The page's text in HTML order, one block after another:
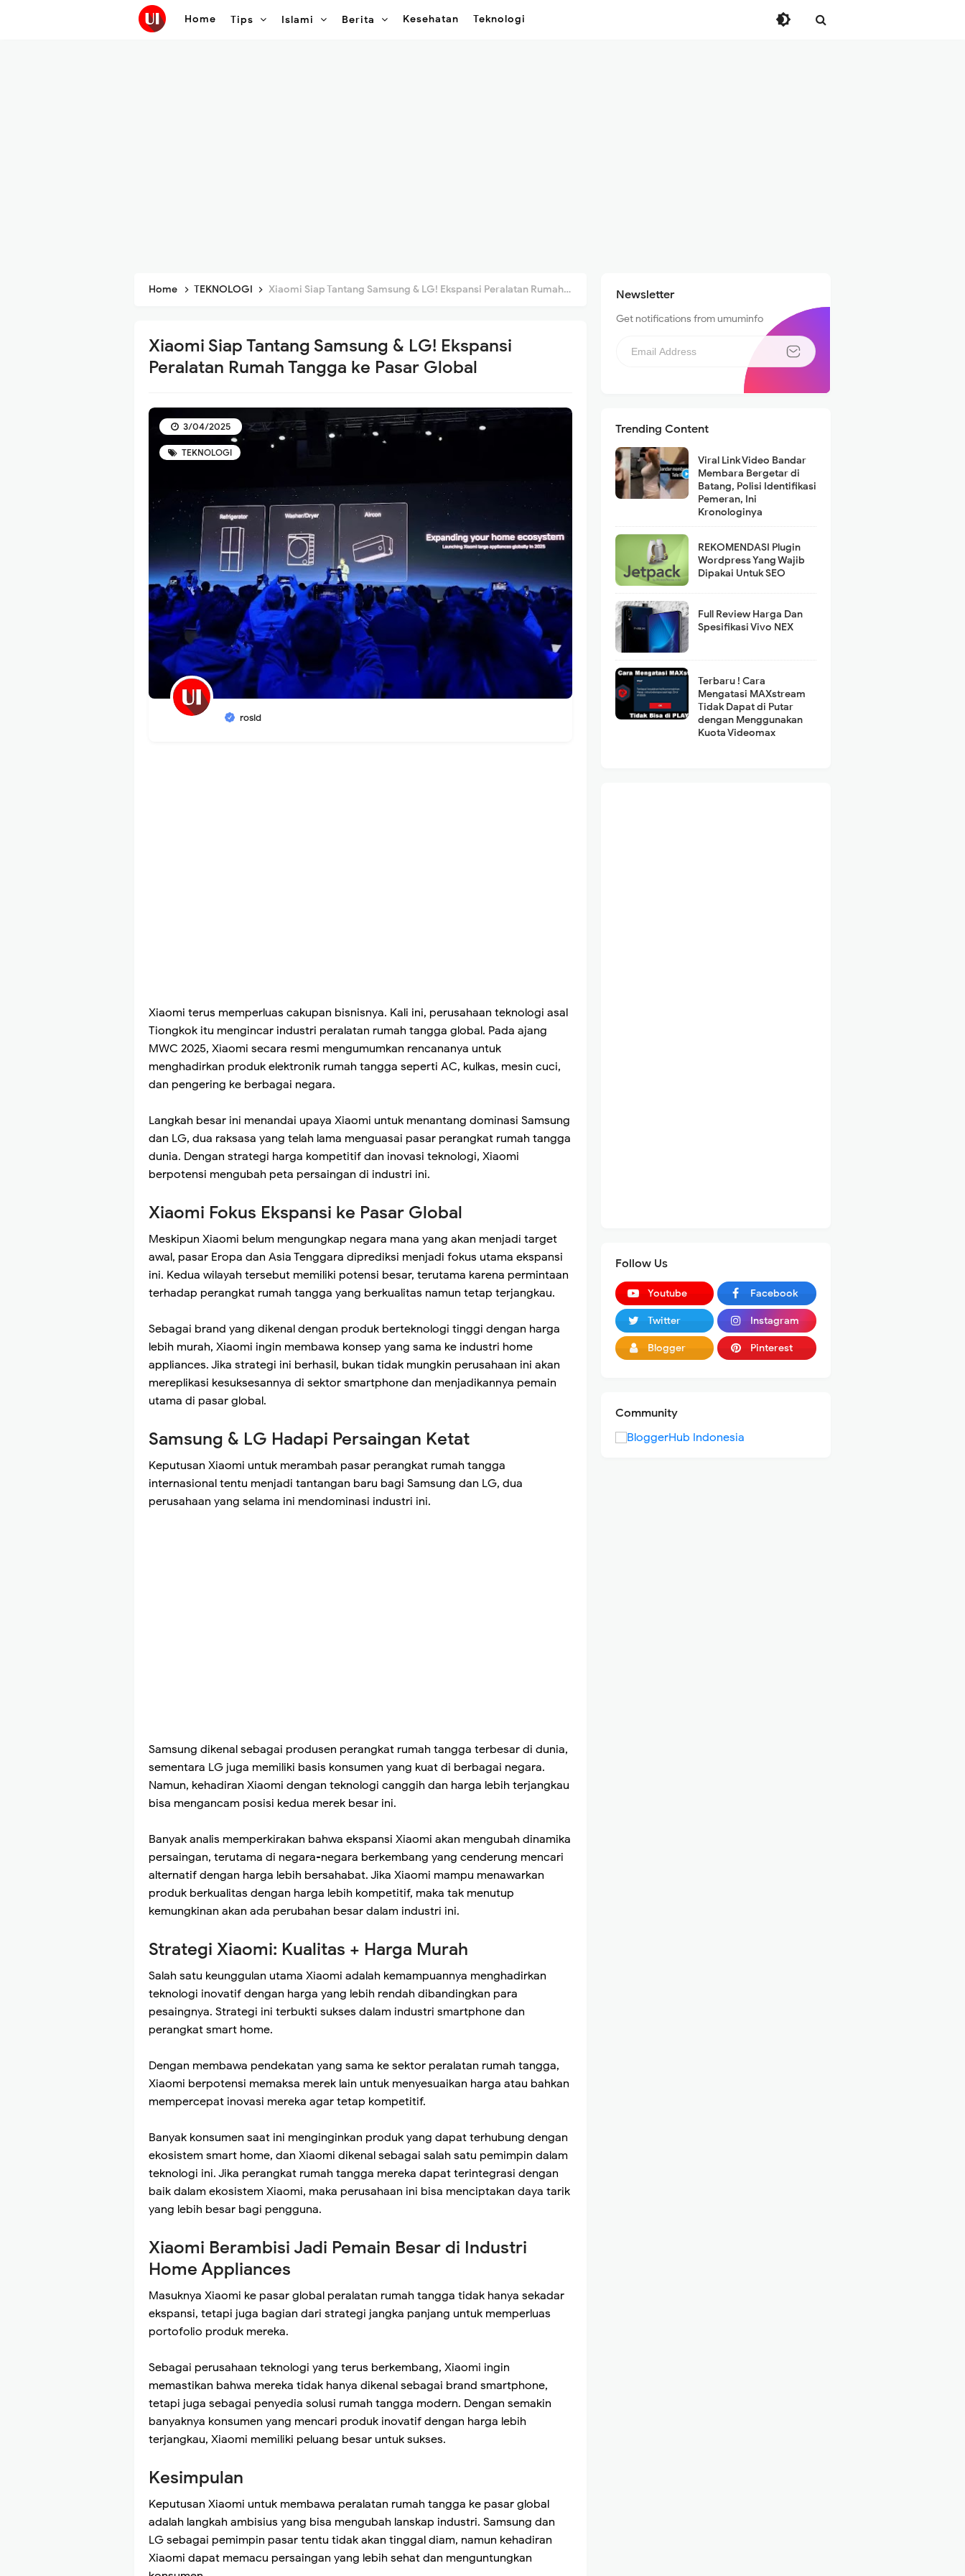
Home Tips Islami Berita Kesehatan Teknologi
Home TEKNOLOGI Xiaomi Siap Tantang Samsung & LG! Ekspansi Peralatan Rumah Tangga ke Pasar Global
Xiaomi Siap Tantang Samsung & LG! Ekspansi
Peralatan Rumah Tangga ke Pasar Global
TEKNOLOGI
rosid
3/04/2025
Xiaomi terus memperluas cakupan bisnisnya. Kali ini, perusahaan teknologi asal
Tiongkok itu mengincar industri peralatan rumah tangga global. Pada ajang
MWC 2025, Xiaomi secara resmi mengumumkan rencananya untuk
menghadirkan produk elektronik rumah tangga seperti AC, kulkas, mesin cuci,
dan pengering ke berbagai negara.
Langkah besar ini menandai upaya Xiaomi untuk menantang dominasi Samsung
dan LG, dua raksasa yang telah lama menguasai pasar perangkat rumah tangga
dunia. Dengan strategi harga kompetitif dan inovasi teknologi, Xiaomi
berpotensi mengubah peta persaingan di industri ini.
Xiaomi Fokus Ekspansi ke Pasar Global
Meskipun Xiaomi belum mengungkap negara mana yang akan menjadi target
awal, pasar Eropa dan Asia Tenggara diprediksi menjadi fokus utama ekspansi
ini. Kedua wilayah tersebut memiliki potensi besar, terutama karena permintaan
terhadap perangkat rumah tangga yang berkualitas namun tetap terjangkau.
Sebagai brand yang dikenal dengan produk berteknologi tinggi dengan harga
lebih murah, Xiaomi ingin membawa konsep yang sama ke industri home
appliances. Jika strategi ini berhasil, bukan tidak mungkin perusahaan ini akan
mereplikasi kesuksesannya di sektor smartphone dan menjadikannya pemain
utama di pasar global.
Samsung & LG Hadapi Persaingan Ketat
Keputusan Xiaomi untuk merambah pasar perangkat rumah tangga
internasional tentu menjadi tantangan baru bagi Samsung dan LG, dua
perusahaan yang selama ini mendominasi industri ini.
Samsung dikenal sebagai produsen perangkat rumah tangga terbesar di dunia,
sementara LG juga memiliki basis konsumen yang kuat di berbagai negara.
Namun, kehadiran Xiaomi dengan teknologi canggih dan harga lebih terjangkau
bisa mengancam posisi kedua merek besar ini.
Banyak analis memperkirakan bahwa ekspansi Xiaomi akan mengubah dinamika
persaingan, terutama di negara-negara berkembang yang cenderung mencari
alternatif dengan harga lebih bersahabat. Jika Xiaomi mampu menawarkan
produk berkualitas dengan harga lebih kompetitif, maka tak menutup
kemungkinan akan ada perubahan besar dalam industri ini.
Strategi Xiaomi: Kualitas + Harga Murah
Salah satu keunggulan utama Xiaomi adalah kemampuannya menghadirkan
teknologi inovatif dengan harga yang lebih rendah dibandingkan para
pesaingnya. Strategi ini terbukti sukses dalam industri smartphone dan
perangkat smart home.
Dengan membawa pendekatan yang sama ke sektor peralatan rumah tangga,
Xiaomi berpotensi memaksa merek lain untuk menyesuaikan harga atau bahkan
mempercepat inovasi mereka agar tetap kompetitif.
Banyak konsumen saat ini menginginkan produk yang dapat terhubung dengan
ekosistem smart home, dan Xiaomi dikenal sebagai salah satu pemimpin dalam
teknologi ini. Jika perangkat rumah tangga mereka dapat terintegrasi dengan
baik dalam ekosistem Xiaomi, maka perusahaan ini bisa menciptakan daya tarik
yang lebih besar bagi pengguna.
Xiaomi Berambisi Jadi Pemain Besar di Industri
Home Appliances
Masuknya Xiaomi ke pasar global peralatan rumah tangga tidak hanya sekadar
ekspansi, tetapi juga bagian dari strategi jangka panjang untuk memperluas
portofolio produk mereka.
Sebagai perusahaan teknologi yang terus berkembang, Xiaomi ingin
memastikan bahwa mereka tidak hanya dikenal sebagai brand smartphone,
tetapi juga sebagai penyedia solusi rumah tangga modern. Dengan semakin
banyaknya konsumen yang mencari produk inovatif dengan harga lebih
terjangkau, Xiaomi memiliki peluang besar untuk sukses.
Kesimpulan
Keputusan Xiaomi untuk membawa peralatan rumah tangga ke pasar global
adalah langkah ambisius yang bisa mengubah lanskap industri. Samsung dan
LG sebagai pemimpin pasar tentu tidak akan tinggal diam, namun kehadiran
Xiaomi dapat memacu persaingan yang lebih sehat dan menguntungkan
Newsletter
Get notifications from umuminfo
Trending Content
Viral Link Video Bandar
Membara Bergetar di
Batang, Polisi Identifikasi
Pemeran, Ini
Kronologinya
REKOMENDASI Plugin
Wordpress Yang Wajib
Dipakai Untuk SEO
Full Review Harga Dan
Spesifikasi Vivo NEX
Terbaru ! Cara
Mengatasi MAXstream
Tidak Dapat di Putar
dengan Menggunakan
Kuota Videomax
Follow Us
Youtube Facebook
Twitter Instagram
Blogger Pinterest
Community